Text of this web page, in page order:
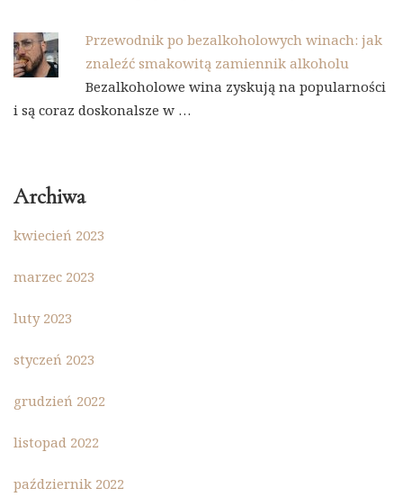
Przewodnik po bezalkoholowych winach: jak
znaleźć smakowitą zamiennik alkoholu
Bezalkoholowe wina zyskują na popularności
i są coraz doskonalsze w …
Archiwa
kwiecień 2023
marzec 2023
luty 2023
styczeń 2023
grudzień 2022
listopad 2022
październik 2022